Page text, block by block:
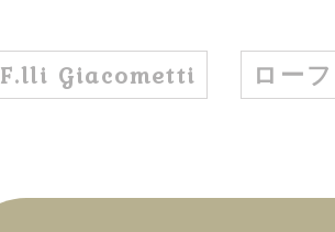
F.lli Giacometti ロー